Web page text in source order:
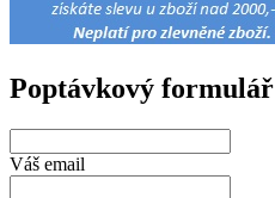
Poptávkový formulář
Váš email